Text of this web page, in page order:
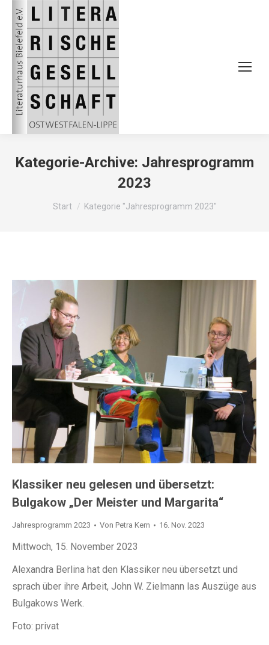
Kategorie-Archive: Jahresprogramm
2023
Sie befinden sich hier:
Start Kategorie "Jahresprogramm 2023"
Klassiker neu gelesen und übersetzt:
Bulgakow „Der Meister und Margarita“
Jahresprogramm 2023 Von Petra Kern 16. Nov. 2023
Mittwoch, 15. November 2023
Alexandra Berlina hat den Klassiker neu übersetzt und
sprach über ihre Arbeit, John W. Zielmann las Auszüge aus
Bulgakows Werk.
Foto: privat